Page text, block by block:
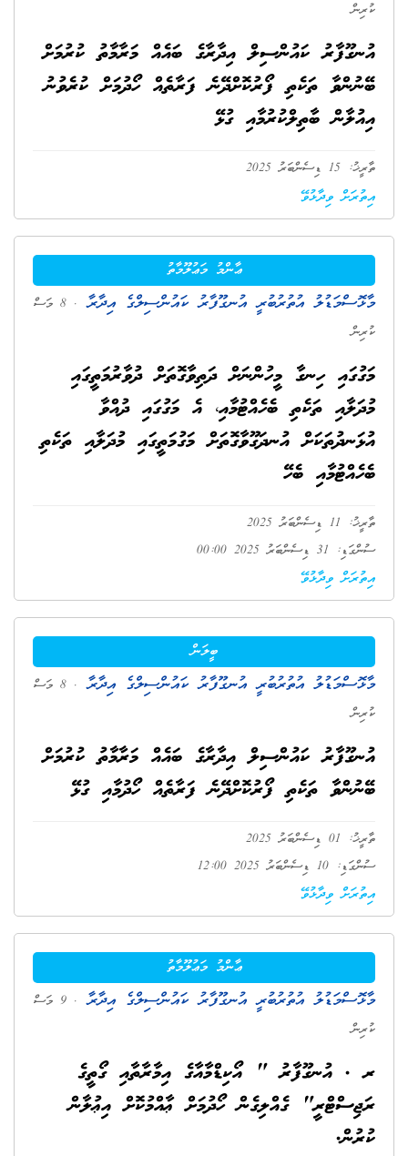
ކުރިން
އުނގޫފާރު ކައުންސިލް އިދާރާގެ ބައެއް މަރާމާތު ކުރުމަށް
ބޭނުންވާ ތަކެތި ފޯރުކޮށްދޭނެ ފަރާތެއް ހޯދުމަށް ކުރެވުނު
އިއުލާން ބާތިލްކުރުމާއި ގުޅޭ
ތާރީޚު: 15 ޑިސެންބަރު 2025
އިތުރަށް ވިދާޅުވޭ
ޢާންމު މަޢުލޫމާތު
މާޅޮސްމަޑުލު އުތުރުބުރީ އުނގޫފާރު ކައުންސިލްގެ އިދާރާ
. 8 މަސް
ކުރިން
މަގުގައި ހިނގާ މީހުންނަށް ދަތިވާގޮތަށް ދުވާރުމަތީގައި
މުދަލާއި ތަކެތި ބެހެއްޓުމާއި، އެ މަގުގައި ދުއްވާ
އުޅަނދުތަކަށް އުނދަގޫވާގޮތަށް މަގުމަތީގައި މުދަލާއި ތަކެތި
ބެހެއްޓުމާއި ބެހޭ
ތާރީޚު: 11 ޑިސެންބަރު 2025
ސުންގަޑި: 31 ޑިސެންބަރު 2025 00:00
އިތުރަށް ވިދާޅުވޭ
ބީލަން
މާޅޮސްމަޑުލު އުތުރުބުރީ އުނގޫފާރު ކައުންސިލްގެ އިދާރާ
. 8 މަސް
ކުރިން
އުނގޫފާރު ކައުންސިލް އިދާރާގެ ބައެއް މަރާމާތު ކުރުމަށް
ބޭނުންވާ ތަކެތި ފޯރުކޮށްދޭނެ ފަރާތެއް ހޯދުމާއި ގުޅޭ
ތާރީޚު: 01 ޑިސެންބަރު 2025
ސުންގަޑި: 10 ޑިސެންބަރު 2025 12:00
އިތުރަށް ވިދާޅުވޭ
ޢާންމު މަޢުލޫމާތު
މާޅޮސްމަޑުލު އުތުރުބުރީ އުނގޫފާރު ކައުންސިލްގެ އިދާރާ
. 9 މަސް
ކުރިން
ރ . އުނގޫފާރު " އޯކިޑްމާއާގެ އިމާރާތާއި ގޯތީގެ
ރަޖިސްޓްރީ" ގެއްލިގެން ހޯދުމަށް ޢާއްމުކޮށް އިޢުލާން
ކުރުން.